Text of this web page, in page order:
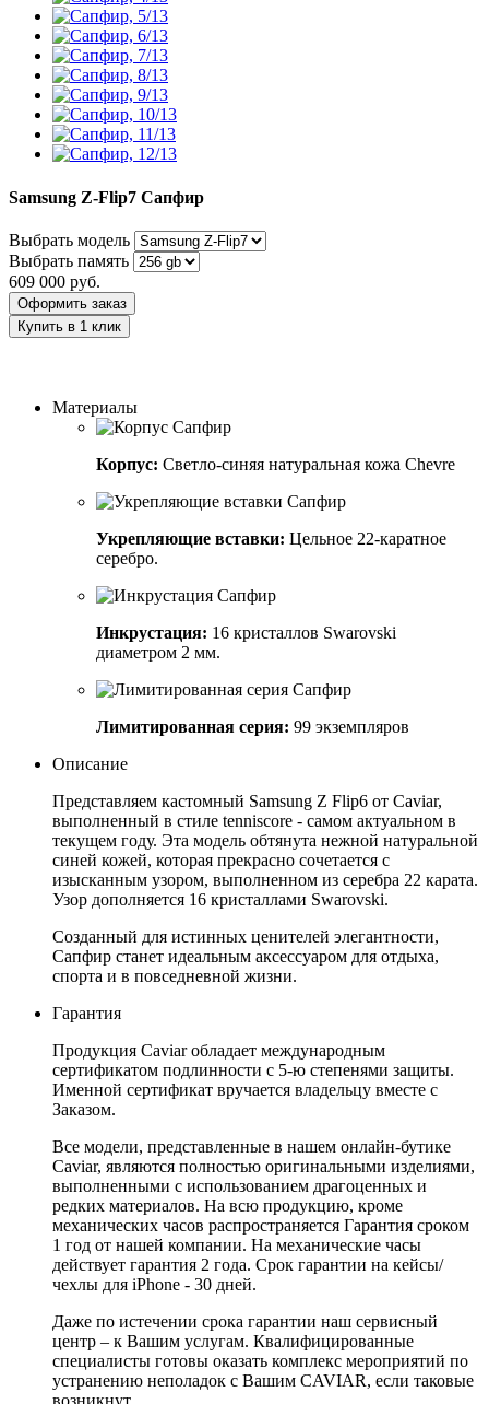
Samsung Z-Flip7 Сапфир
Выбрать модель
Выбрать память
609 000 руб.
Оформить заказ
Купить в 1 клик
Материалы
Корпус: Светло-синяя натуральная кожа Chevre
Укрепляющие вставки: Цельное 22-каратное
серебро.
Инкрустация: 16 кристаллов Swarovski
диаметром 2 мм.
Лимитированная серия: 99 экземпляров
Описание
Представляем кастомный Samsung Z Flip6 от Caviar,
выполненный в стиле tenniscore - самом актуальном в
текущем году. Эта модель обтянута нежной натуральной
синей кожей, которая прекрасно сочетается с
изысканным узором, выполненном из серебра 22 карата.
Узор дополняется 16 кристаллами Swarovski.
Созданный для истинных ценителей элегантности,
Сапфир станет идеальным аксессуаром для отдыха,
спорта и в повседневной жизни.
Гарантия
Продукция Caviar обладает международным
сертификатом подлинности с 5-ю степенями защиты.
Именной сертификат вручается владельцу вместе с
Заказом.
Все модели, представленные в нашем онлайн-бутике
Caviar, являются полностью оригинальными изделиями,
выполненными с использованием драгоценных и
редких материалов. На всю продукцию, кроме
механических часов распространяется Гарантия сроком
1 год от нашей компании. На механические часы
действует гарантия 2 года. Срок гарантии на кейсы/
чехлы для iPhone - 30 дней.
Даже по истечении срока гарантии наш сервисный
центр – к Вашим услугам. Квалифицированные
специалисты готовы оказать комплекс мероприятий по
устранению неполадок с Вашим CAVIAR, если таковые
возникнут.